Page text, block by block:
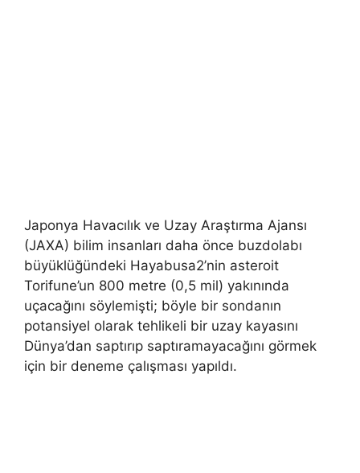
Japonya Havacılık ve Uzay Araştırma Ajansı
(JAXA) bilim insanları daha önce buzdolabı
büyüklüğündeki Hayabusa2’nin asteroit
Torifune’un 800 metre (0,5 mil) yakınında
uçacağını söylemişti; böyle bir sondanın
potansiyel olarak tehlikeli bir uzay kayasını
Dünya’dan saptırıp saptıramayacağını görmek
için bir deneme çalışması yapıldı.